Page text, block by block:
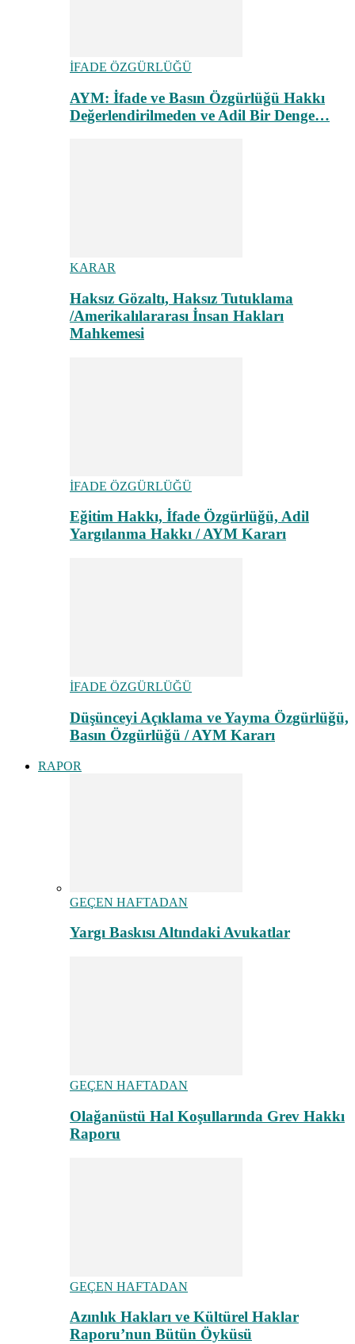
İFADE ÖZGÜRLÜĞÜ
AYM: İfade ve Basın Özgürlüğü Hakkı
Değerlendirilmeden ve Adil Bir Denge…
KARAR
Haksız Gözaltı, Haksız Tutuklama
/Amerikalılararası İnsan Hakları
Mahkemesi
İFADE ÖZGÜRLÜĞÜ
Eğitim Hakkı, İfade Özgürlüğü, Adil
Yargılanma Hakkı / AYM Kararı
İFADE ÖZGÜRLÜĞÜ
Düşünceyi Açıklama ve Yayma Özgürlüğü,
Basın Özgürlüğü / AYM Kararı
RAPOR
GEÇEN HAFTADAN
Yargı Baskısı Altındaki Avukatlar
GEÇEN HAFTADAN
Olağanüstü Hal Koşullarında Grev Hakkı
Raporu
GEÇEN HAFTADAN
Azınlık Hakları ve Kültürel Haklar
Raporu’nun Bütün Öyküsü